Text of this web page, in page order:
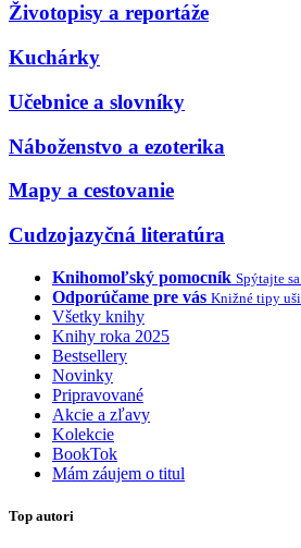
Životopisy a reportáže
Kuchárky
Učebnice a slovníky
Náboženstvo a ezoterika
Mapy a cestovanie
Cudzojazyčná literatúra
Knihomoľský pomocník Spýtajte
Odporúčame pre vás Knižné tipy
Všetky knihy
Knihy roka 2025
Bestsellery
Novinky
Pripravované
Akcie a zľavy
Kolekcie
BookTok
Mám záujem o titul
Top autori